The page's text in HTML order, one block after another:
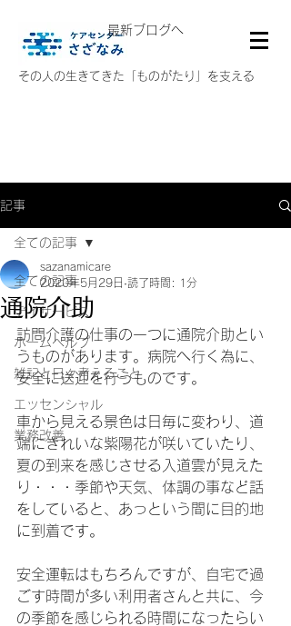
その人の生きてきた「ものがたり」を支える
最新ブログへ
記事
全ての記事
デイサービス
ホームヘルプ
雑記と日々考えること
エッセンシャル
業務改善
全ての記事
通院介助
sazanamicare
2020年5月29日 読了時間: 1分
訪問介護の仕事の一つに通院介助とい
うものがあります。病院へ行く為に、
安全に送迎を行うものです。
車から見える景色は日毎に変わり、道
端にきれいな紫陽花が咲いていたり、
夏の到来を感じさせる入道雲が見えた
り・・・季節や天気、体調の事など話
をしていると、あっという間に目的地
に到着です。
安全運転はもちろんですが、自宅で過
ごす時間が多い利用者さんと共に、今
の季節を感じられる時間になったらい